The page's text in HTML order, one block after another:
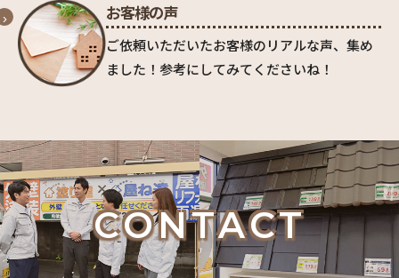
お客様の声
ご依頼いただいたお客様のリアルな声、集め
ました！参考にしてみてくださいね！
CONTACT